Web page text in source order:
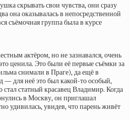
скрывать свои чувства, они сразу
она оказывалась в непосредственной
съёмочная группа была в курсе
актёром, но не зазнавался, очень
ценила. Это были её первые съёмки за
снимали в Праге), да ещё в
— для неё это был какой-то особый,
статный красавец Владимир. Когда
в Москву, он приглашал
удивилась, увидев, что парень живёт